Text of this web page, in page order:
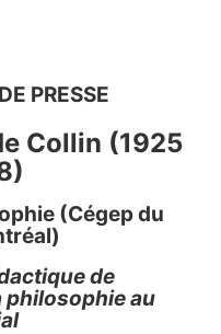
PRESSE
Collin (1925
(Cégep du
de
philosophie au